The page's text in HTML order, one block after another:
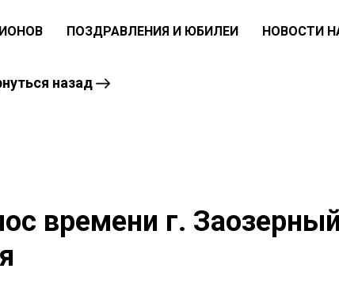
ПОЗДРАВЛЕНИЯ И ЮБИЛЕИ НОВОСТИ
назад
времени г. Заозерный